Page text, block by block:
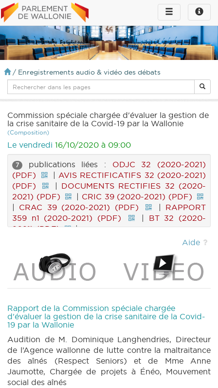
Toggle
infos
Toggle
navigation
/ Enregistrements audio & vidéo des débats
Commission spéciale chargée d'évaluer la gestion de
la crise sanitaire de la Covid-19 par la Wallonie
(Composition)
Le vendredi 16/10/2020 à 09:00
7 publications liées : ODJC 32 (2020-2021)
(PDF)
|AVIS RECTIFICATIFS 32 (2020-2021)
(PDF)
| DOCUMENTS RECTIFIES 32 (2020-
2021) (PDF)
| CRIC 39 (2020-2021) (PDF)
| CRAC 39 (2020-2021) (PDF) | RAPPORT
359 n1 (2020-2021) (PDF)
| BT 32 (2020-
2021) (PDF)
|
Aide
Rapport de la Commission spéciale chargée
d'évaluer la gestion de la crise sanitaire de la Covid-
19 par la Wallonie
Audition de M. Dominique Langhendries, Directeur
de l’Agence wallonne de lutte contre la maltraitance
des aînés (Respect Seniors) et de Mme Anne
Jaumotte, Chargée de projets à Énéo, Mouvement
social des aînés